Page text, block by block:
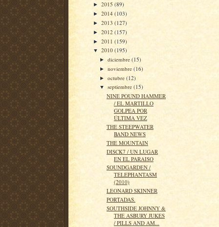
► 2015 (89)
► 2014 (103)
► 2013 (127)
► 2012 (157)
► 2011 (159)
▼ 2010 (195)
►diciembre(15)
►noviembre(16)
►octubre(12)
▼septiembre(15)
NINE POUND HAMMER
/ EL MARTILLO
GOLPEA POR
ÚLTIMA VEZ
THE STEEPWATER
BAND NEWS
THE MOUNTAIN
DISCK7 / UN LUGAR
EN EL PARAISO
SOUNDGARDEN /
TELEPHANTASM
(2010)
LEONARD SKINNER
PORTADAS.
SOUTHSIDE JOHNNY &
THE ASBURY JUKES
/ PILLS AND AM...